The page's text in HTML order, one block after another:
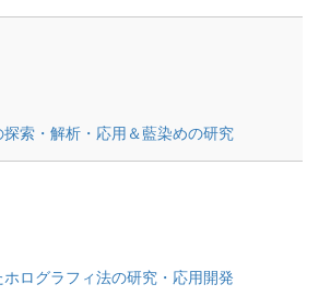
索・解析・応用＆藍染めの研究
ログラフィ法の研究・応用開発